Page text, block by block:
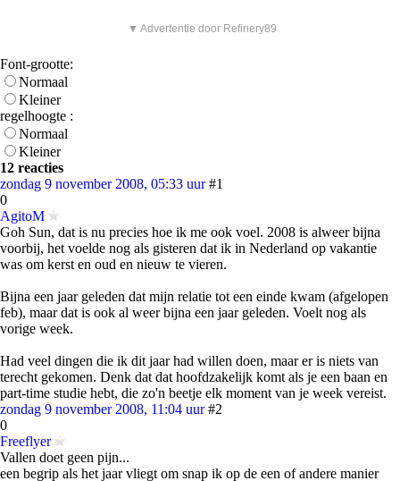
▼ Advertentie door Refinery89
Font-grootte:
Normaal
Kleiner
regelhoogte :
Normaal
Kleiner
12 reacties
zondag 9 november 2008, 05:33 uur #1
0
AgitoM
Goh Sun, dat is nu precies hoe ik me ook voel. 2008 is alweer bijna
voorbij, het voelde nog als gisteren dat ik in Nederland op vakantie
was om kerst en oud en nieuw te vieren.
Bijna een jaar geleden dat mijn relatie tot een einde kwam (afgelopen
feb), maar dat is ook al weer bijna een jaar geleden. Voelt nog als
vorige week.
Had veel dingen die ik dit jaar had willen doen, maar er is niets van
terecht gekomen. Denk dat dat hoofdzakelijk komt als je een baan en
part-time studie hebt, die zo'n beetje elk moment van je week vereist.
zondag 9 november 2008, 11:04 uur #2
0
Freeflyer
Vallen doet geen pijn...
een begrip als het jaar vliegt om snap ik op de een of andere manier